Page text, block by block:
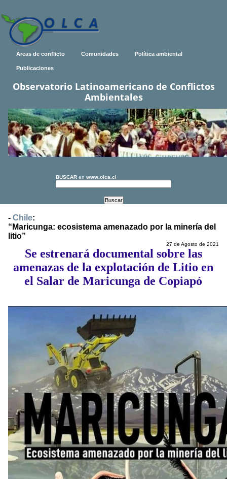
Areas de conflicto Comunidades Política ambiental
Publicaciones
Observatorio Latinoamericano de Conflictos
Ambientales
BUSCAR en www.olca.cl
- Chile:
“Maricunga: ecosistema amenazado por la minería del
litio”
27 de Agosto de 2021
Se estrenará documental sobre las
amenazas de la explotación de Litio en
el Salar de Maricunga de Copiapó